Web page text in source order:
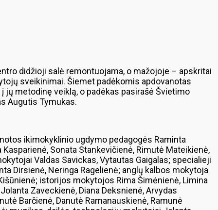
didžioji salė remontuojama, o mažojoje – apskritai
sveikinimai. Šiemet padėkomis apdovanotas
metodinę veiklą, o padėkas pasirašė Švietimo
Augutis Tymukas.
ikimokyklinio ugdymo pedagogės Raminta
Sonata Stankevičienė, Rimutė Mateikienė,
Valdas Savickas, Vytautas Gaigalas; specialieji
Dirsienė, Neringa Ragelienė; anglų kalbos mokytoja
istorijos mokytojos Rima Šimėnienė, Limina
Zaveckienė, Diana Deksnienė, Arvydas
Barčienė, Danutė Ramanauskienė, Ramunė